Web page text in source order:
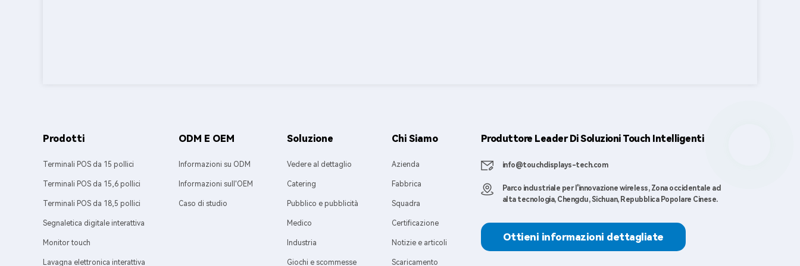
Prodotti
Terminali POS da 15 pollici
Terminali POS da 15,6 pollici
Terminali POS da 18,5 pollici
Segnaletica digitale interattiva
Monitor touch
Lavagna elettronica interattiva
ODM E OEM
Informazioni su ODM
Informazioni sull'OEM
Caso di studio
Soluzione
Vedere al dettaglio
Catering
Pubblico e pubblicità
Medico
Industria
Giochi e scommesse
Chi Siamo
Azienda
Fabbrica
Squadra
Certificazione
Notizie e articoli
Scaricamento
Produttore Leader Di Soluzioni Touch Intelligenti
info@touchdisplays-tech.com
Parco industriale per l'innovazione wireless, Zona occidentale ad
alta tecnologia, Chengdu, Sichuan, Repubblica Popolare Cinese.
Ottieni informazioni dettagliate